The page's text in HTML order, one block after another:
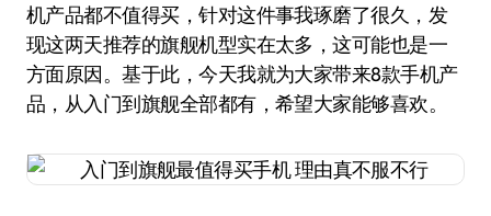
机产品都不值得买，针对这件事我琢磨了很久，发
现这两天推荐的旗舰机型实在太多，这可能也是一
方面原因。基于此，今天我就为大家带来8款手机产
品，从入门到旗舰全部都有，希望大家能够喜欢。